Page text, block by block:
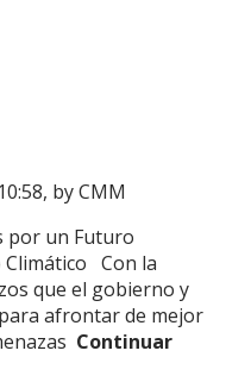
byCMM
por un Futuro
Climático Con la
que el gobierno y
afrontar de mejor
Continuar